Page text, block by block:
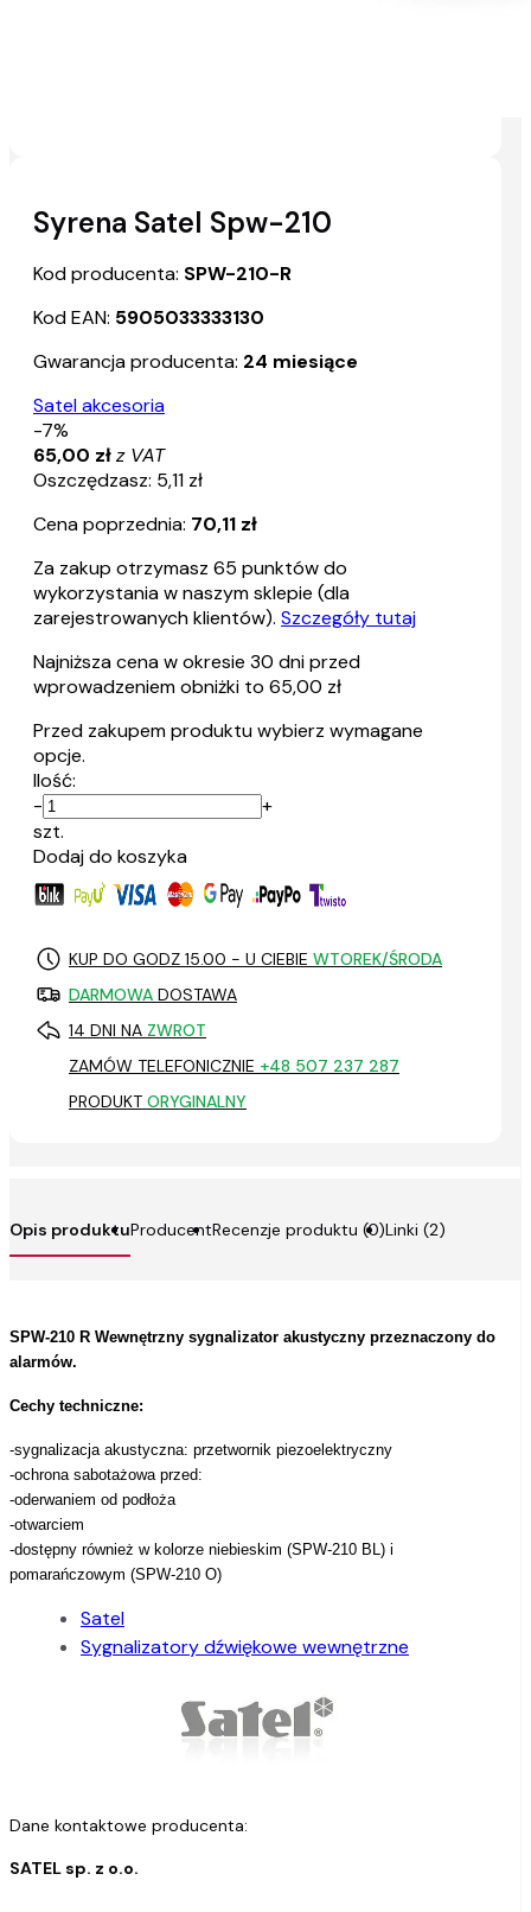
Syrena Satel Spw-210
Kod producenta: SPW-210-R
Kod EAN: 5905033333130
Gwarancja producenta: 24 miesiące
Satel akcesoria
-7%
65,00 złz VAT
Oszczędzasz: 5,11 zł
Cena poprzednia: 70,11 zł
Za zakup otrzymasz 65 punktów do
wykorzystania w naszym sklepie (dla
zarejestrowanych klientów). Szczegóły tutaj
Najniższa cena w okresie 30 dni przed
wprowadzeniem obniżki to 65,00 zł
Przed zakupem produktu wybierz wymagane
opcje.
Ilość:
-
+
szt.
Dodaj do koszyka
KUP DO GODZ 15.00 - U CIEBIE WTOREK/ŚRODA
DARMOWA DOSTAWA
14 DNI NA ZWROT
ZAMÓW TELEFONICZNIE +48 507 237 287
PRODUKT ORYGINALNY
Opis produktu Linki (2)
ProducentRecenzje produktu (0)
SPW-210 R Wewnętrzny sygnalizator akustyczny przeznaczony do
alarmów.
Cechy techniczne:
-sygnalizacja akustyczna: przetwornik piezoelektryczny
-ochrona sabotażowa przed:
-oderwaniem od podłoża
-otwarciem
-dostępny również w kolorze niebieskim (SPW-210 BL) i
pomarańczowym (SPW-210 O)
Satel
Sygnalizatory dźwiękowe wewnętrzne
Dane kontaktowe producenta:
SATEL sp. z o.o.